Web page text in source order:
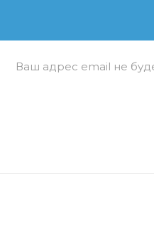
Ваш адрес email не